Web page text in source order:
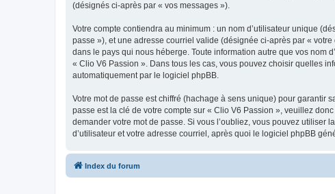
(désignés ci-après par « vos messages »).
Votre compte contiendra au minimum : un nom d’utilisateur unique
passe »), et une adresse courriel valide (désignée ci-après par «
dans le pays qui nous héberge. Toute information autre que vos nom
« Clio V6 Passion ». Dans tous les cas, vous pouvez choisir quelles
automatiquement par le logiciel phpBB.
Votre mot de passe est chiffré (hachage à sens unique) pour garantir
passe est la clé de votre compte sur « Clio V6 Passion », veuillez
demander votre mot de passe. Si vous l’oubliez, vous pouvez utiliser
d’utilisateur et votre adresse courriel, après quoi le logiciel phpBB
Index du forum